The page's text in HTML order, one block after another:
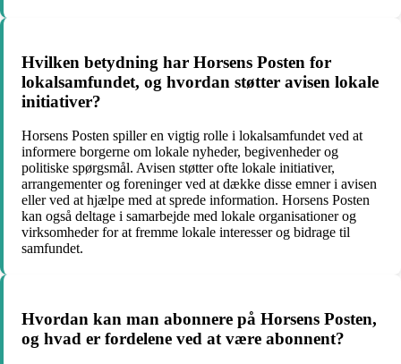
Hvilken betydning har Horsens Posten for
lokalsamfundet, og hvordan støtter avisen lokale
initiativer?
Horsens Posten spiller en vigtig rolle i lokalsamfundet ved at
informere borgerne om lokale nyheder, begivenheder og
politiske spørgsmål. Avisen støtter ofte lokale initiativer,
arrangementer og foreninger ved at dække disse emner i avisen
eller ved at hjælpe med at sprede information. Horsens Posten
kan også deltage i samarbejde med lokale organisationer og
virksomheder for at fremme lokale interesser og bidrage til
samfundet.
Hvordan kan man abonnere på Horsens Posten,
og hvad er fordelene ved at være abonnent?